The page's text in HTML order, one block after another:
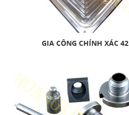
GIA CÔNG CHÍNH XÁC 42